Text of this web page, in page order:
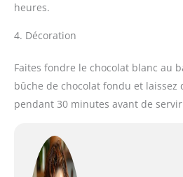
heures.
4. Décoration
Faites fondre le chocolat blanc au
bûche de chocolat fondu et
pendant 30 minutes avant de